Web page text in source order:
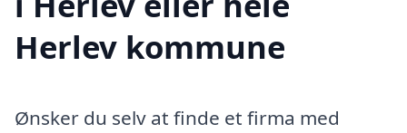
Herlev kommune
Ønsker du selv at finde et firma med